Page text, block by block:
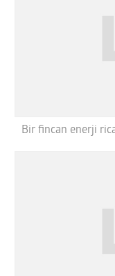
Bir fincan enerji